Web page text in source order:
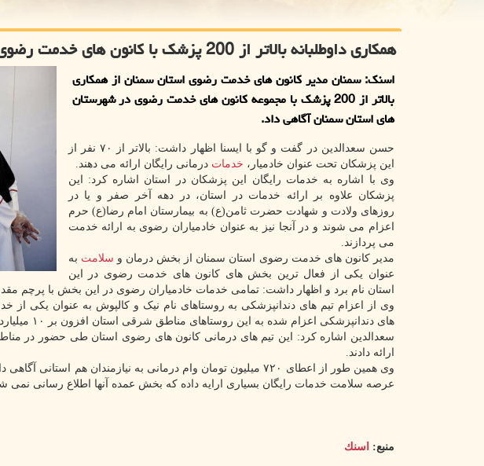
همکاری داوطلبانه بالاتر از 200 پزشک با کانون های خدمت رضوی در استان سمنان
اسنک: سمنان مدیر کانون های خدمت رضوی استان سمنان از همکاری
بالاتر از 200 پزشک با مجموعه کانون های خدمت رضوی در شهرستان
های استان سمنان آگاهی داد.
حسن سعدالدین در گفت و گو با ایسنا اظهار داشت: بالاتر از ۷۰ نفر از
این پزشکان تحت عنوان خادمیار، خدمات درمانی رایگان ارائه می دهند.
وی با اشاره به خدمات رایگان این پزشکان در استان اشاره کرد: این
پزشکان علاوه بر ارائه خدمات در استان، در دهه آخر صفر و یا در
روزهای ولادت و شهادت حضرت ثامن(ع) به بیمارستان امام رضا(ع) حرم
اعزام می شوند و در آنجا نیز به عنوان خادمیاران رضوی به ارائه خدمت
می پردازند.
مدیر کانون های خدمت رضوی استان سمنان از بخش درمان و سلامت به
عنوان یکی از فعال ترین بخش های کانون های خدمت رضوی در این
استان نام برد و اظهار داشت: تمامی خدمات خادمیاران رضوی در این بخش با پرچم
وی از اعزام تیم های دندانپزشکی به روستاهای نام نیک و کالپوش به عنوان یکی از
های دندانپزشکی اعزام شده به این روستاهای مناطق شرقی استان افزون بر ۱۰ میلیارد تومان خدمات دندانپزشکی به هم استانی ها ارائه دادند.
ارائه دادند.
وی همین طور از اعطای ۷۲۰ میلیون تومان وام درمانی به نیازمندان
عرصه سلامت خدمات رایگان بسیاری ارایه داده که بخش عمده آنها اطلاع رسانی نمی
منبع: اسنك